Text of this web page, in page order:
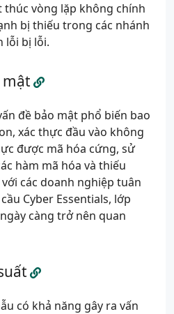
thúc vòng lặp không chính
bị thiếu trong các nhánh
lỗi bị lỗi.
mật
đề bảo mật phổ biến bao
xác thực đầu vào không
được mã hóa cứng, sử
hàm mã hóa và thiếu
các doanh nghiệp tuân
Cyber Essentials, lớp
càng trở nên quan
có khả năng gây ra vấn